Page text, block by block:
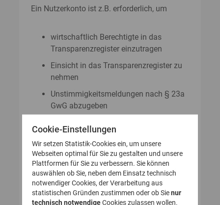
Ein Nutzerkonto ist z.B. erforderlich, um
wirtschaftlich Berechtigte in das
Transparenzregister einzutragen
Einsicht in das Transparenzregister zu
nehmen
Unstimmigkeitsmeldungen nach § 23a
GwG abzugeben
GwG zu stellen
So legen Sie Ihr Nutzerkonto für
das Transparenzregister an
Cookie-Einstellungen
Wir setzen Statistik-Cookies ein, um unsere
Webseiten optimal für Sie zu gestalten und unsere
Plattformen für Sie zu verbessern. Sie können
auswählen ob Sie, neben dem Einsatz technisch
notwendiger Cookies, der Verarbeitung aus
statistischen Gründen zustimmen oder ob Sienur
technisch notwendigeCookies zulassen wollen.